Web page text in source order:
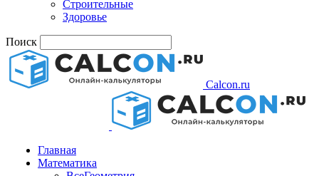
Строительные
Здоровье
Поиск
Calcon.ru
Главная
Математика